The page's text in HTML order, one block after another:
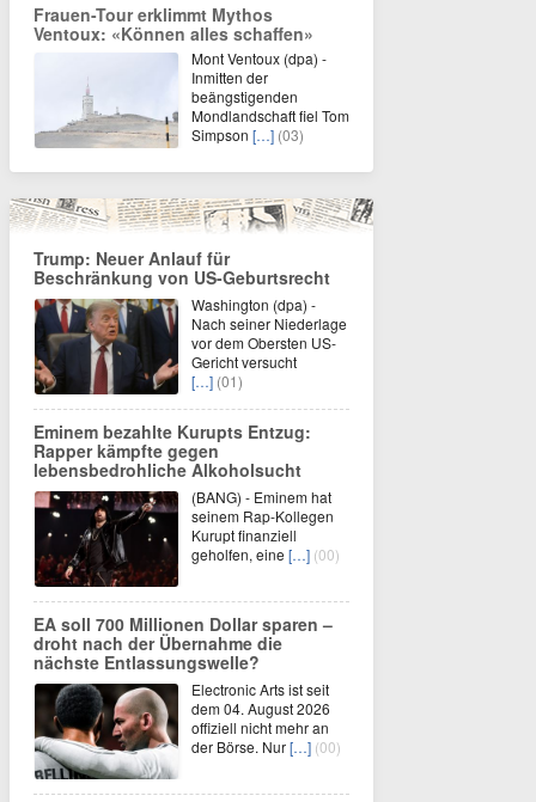
Frauen-Tour erklimmt Mythos
Ventoux: «Können alles schaffen»
Mont Ventoux (dpa) -
Inmitten der
beängstigenden
Mondlandschaft fiel Tom
Simpson […] (03)
Trump: Neuer Anlauf für
Beschränkung von US-Geburtsrecht
Washington (dpa) -
Nach seiner Niederlage
vor dem Obersten US-
Gericht versucht
[…] (01)
Eminem bezahlte Kurupts Entzug:
Rapper kämpfte gegen
lebensbedrohliche Alkoholsucht
(BANG) - Eminem hat
seinem Rap-Kollegen
Kurupt finanziell
geholfen, eine […] (00)
EA soll 700 Millionen Dollar sparen –
droht nach der Übernahme die
nächste Entlassungswelle?
Electronic Arts ist seit
dem 04. August 2026
offiziell nicht mehr an
der Börse. Nur[…] (00)